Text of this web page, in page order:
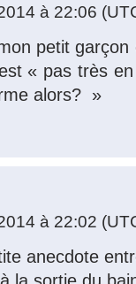
à 22:06
petit
est « pas très
alors? »
à 22:02
anecdote
la sortie du